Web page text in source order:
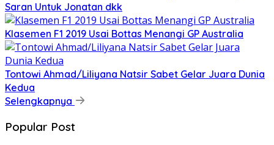
Saran Untuk Jonatan dkk
Klasemen F1 2019 Usai Bottas Menangi GP Australia
Tontowi Ahmad/Liliyana Natsir Sabet Gelar Juara Dunia
Kedua
Selengkapnya
Popular Post